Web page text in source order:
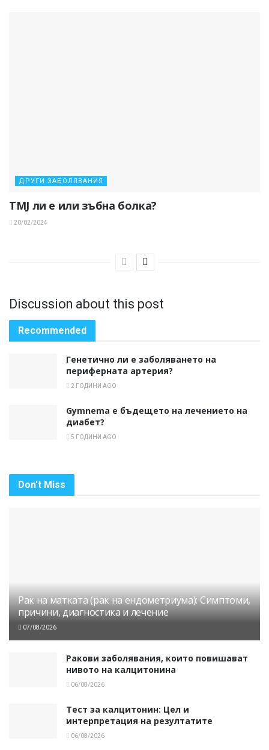
ДРУГИ ЗАБОЛЯВАНИЯ
TMJ ли е или зъбна болка?
20/02/2024
Discussion about this post
Recommended
Генетично ли е заболяването на
периферната артерия?
2 ГОДИНИ AGO
Gymnema е бъдещето на лечението на
диабет?
5 ГОДИНИ AGO
Don't Miss
Рак на матката (рак на ендометриума): Симптоми,
причини, диагностика и лечение
07/08/2026
Ракови заболявания, които повишават
нивото на калцитонина
06/08/2026
Тест за калцитонин: Цел и
интерпретация на резултатите
06/08/2026